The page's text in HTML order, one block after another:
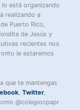
lo está organizando
realizando a
Puerto Rico,
de Jesús y
recientes nos
le estaremos
que te mantengas
,Twitter
@colegiocpapr